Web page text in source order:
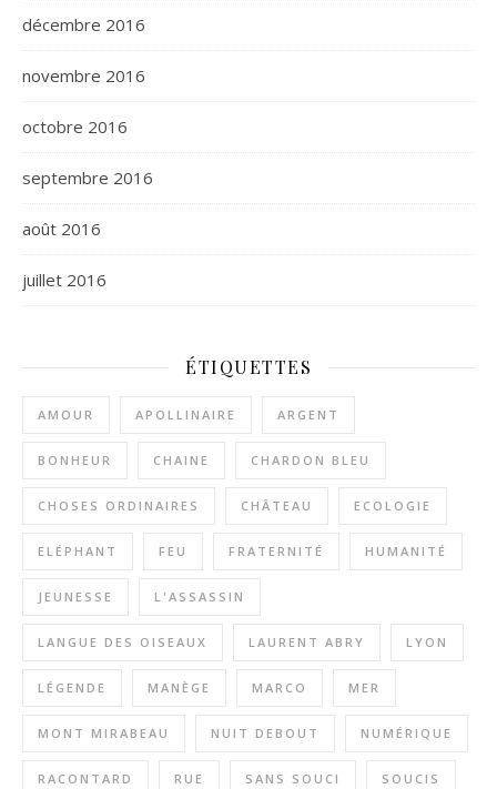
décembre 2016
novembre 2016
octobre 2016
septembre 2016
août 2016
juillet 2016
ÉTIQUETTES
AMOUR APOLLINAIRE ARGENT
BONHEUR CHAINE CHARDON BLEU
CHOSES ORDINAIRES CHÂTEAU ECOLOGIE
ELÉPHANT FEU FRATERNITÉ HUMANITÉ
JEUNESSE L'ASSASSIN
LANGUE DES OISEAUX LAURENT ABRY LYON
LÉGENDE MANÈGE MARCO MER
MONT MIRABEAU NUIT DEBOUT NUMÉRIQUE
RACONTARD RUE SANS SOUCI SOUCIS